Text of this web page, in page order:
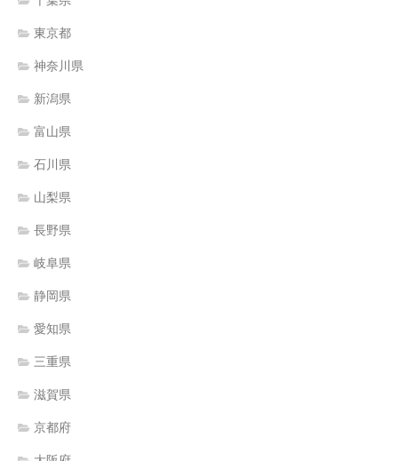
東京都
神奈川県
新潟県
富山県
石川県
山梨県
長野県
岐阜県
静岡県
愛知県
三重県
滋賀県
京都府